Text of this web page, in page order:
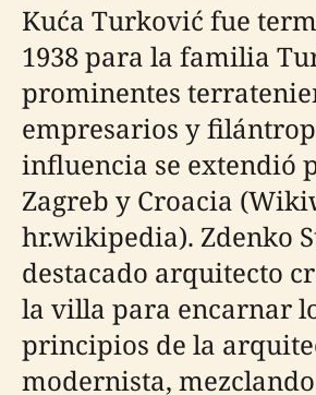
Kuća Turković fue
1938 para la familia
prominentes
empresarios y
influencia se extendió
Zagreb y Croacia
hr.wikipedia). Zdenko
destacado arquitecto
la villa para encarnar
principios de la
modernista, mezclando